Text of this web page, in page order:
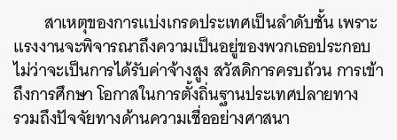
สาเหตุของการแบ่งเกรดประเทศเป็นลำดับชั้น เพราะ
แรงงานจะพิจารณาถึงความเป็นอยู่ของพวกเธอประกอบ
ไม่ว่าจะเป็นการได้รับค่าจ้างสูง สวัสดิการครบถ้วน การเข้า
ถึงการศึกษา โอกาสในการตั้งถิ่นฐานประเทศปลายทาง
รวมถึงปัจจัยทางด้านความเชื่ออย่างศาสนา